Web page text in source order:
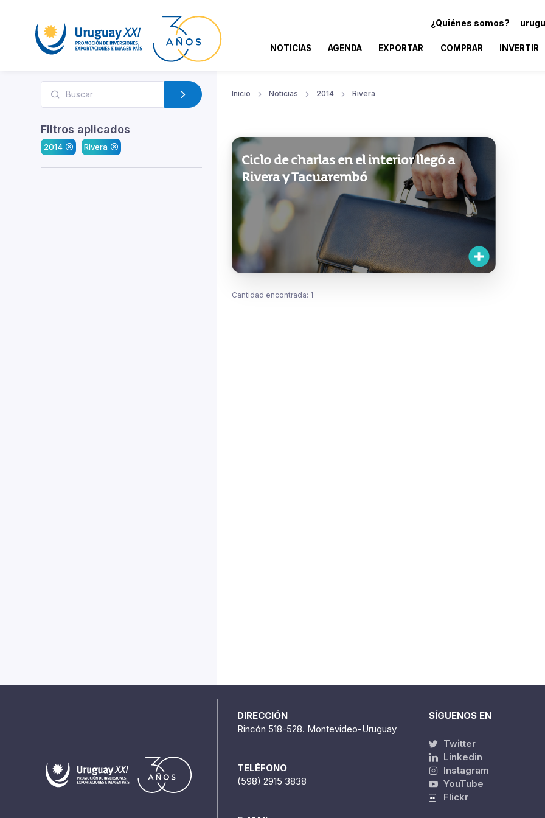
¿Quiénes somos?
NOTICIAS AGENDA EXPORTAR COMPRAR INVERTIR
Filtros aplicados
2014 Rivera
Inicio Noticias 2014 Rivera
Ciclo de charlas en el interior llegó a
Rivera y Tacuarembó
Cantidad encontrada: 1
DIRECCIÓN
Rincón 518-528. Montevideo-Uruguay
TELÉFONO
(598) 2915 3838
SÍGUENOS EN
Twitter
Linkedin
Instagram
YouTube
Flickr